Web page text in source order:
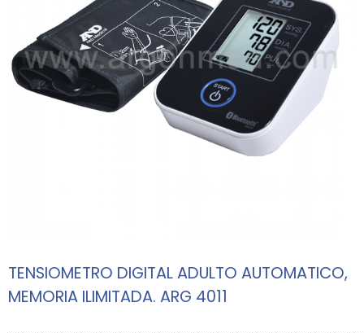
TENSIOMETRO DIGITAL ADULTO AUTOMATICO,
MEMORIA ILIMITADA. ARG 4011